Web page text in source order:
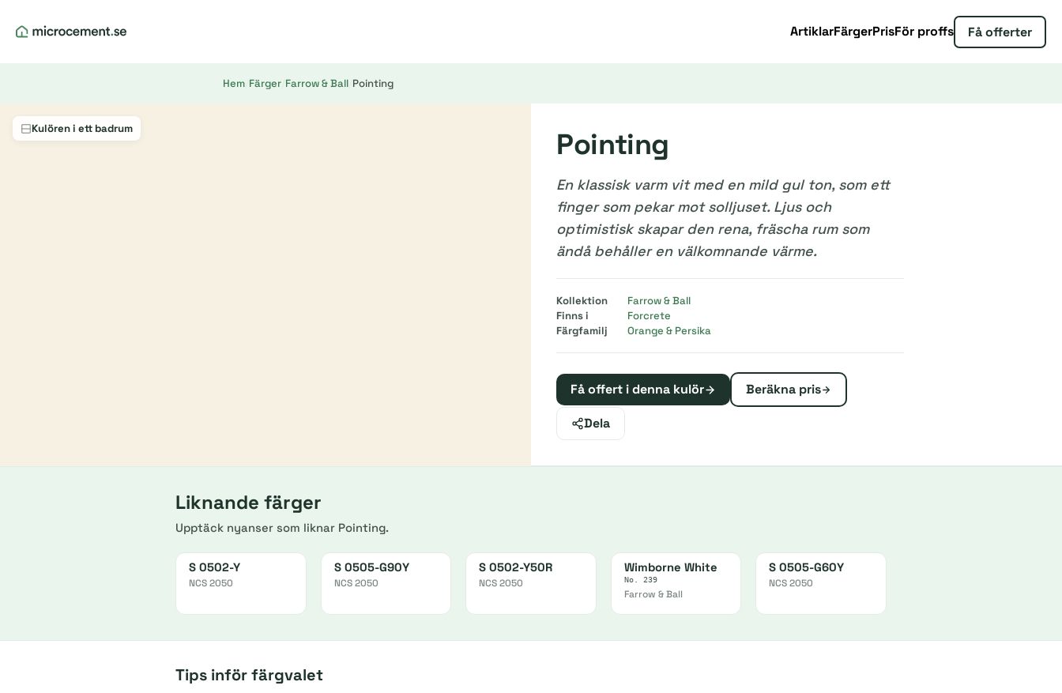
ArtiklarFärgerPrisFör proffs Få offerter
Hem Färger Farrow & Ball Pointing
Kulören i ett badrum Pointing
En klassisk varm vit med en mild gul ton, som ett
finger som pekar mot solljuset. Ljus och
optimistisk skapar den rena, fräscha rum som
ändå behåller en välkomnande värme.
Kollektion
Farrow & Ball
Finns i
Forcrete
Färgfamilj
Orange & Persika
Få offert i denna kulör Beräkna pris
Dela
Liknande färger
Upptäck nyanser som liknar Pointing.
S 0502-Y
NCS 2050
S 0505-G90Y
NCS 2050
S 0502-Y50R
NCS 2050
Wimborne White
No. 239
Farrow & Ball
S 0505-G60Y
NCS 2050
Tips inför färgvalet